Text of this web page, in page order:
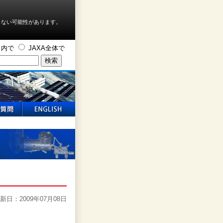
い可能性があります。
で JAXA全体で
日：2009年07月08日